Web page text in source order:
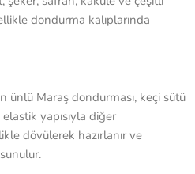
dondurma kalıplarında
ünlü Maraş dondurması, keçi sütü
yapısıyla diğer
dövülerek hazırlanır ve